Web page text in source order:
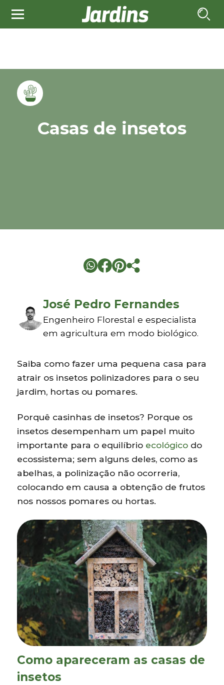
Casas de insetos
José Pedro Fernandes
Engenheiro Florestal e especialista
em agricultura em modo biológico.
Saiba como fazer uma pequena casa para
atrair os insetos polinizadores para o seu
jardim, hortas ou pomares.
Porquê casinhas de insetos? Porque os
insetos desempenham um papel muito
importante para o equilíbrio ecológico do
ecossistema; sem alguns deles, como as
abelhas, a polinização não ocorreria,
colocando em causa a obtenção de frutos
nos nossos pomares ou hortas.
Como apareceram as casas de
insetos